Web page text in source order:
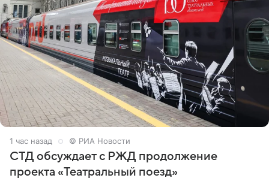
1 час назад © РИА Новости
СТД обсуждает с РЖД продолжение
проекта «Театральный поезд»